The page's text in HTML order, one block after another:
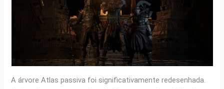
A árvore Atlas passiva foi significativamente redesenhada.